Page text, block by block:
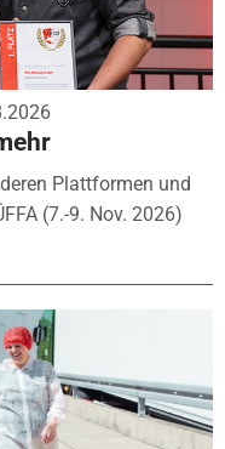
Plattformen und
(7.-9. Nov. 2026)